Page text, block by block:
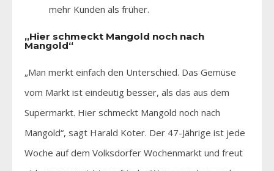
mehr Kunden als früher.
„Hier schmeckt Mangold noch nach
Mangold“
„Man merkt einfach den Unterschied. Das Gemüse
vom Markt ist eindeutig besser, als das aus dem
Supermarkt. Hier schmeckt Mangold noch nach
Mangold“, sagt Harald Koter. Der 47-Jährige ist jede
Woche auf dem Volksdorfer Wochenmarkt und freut